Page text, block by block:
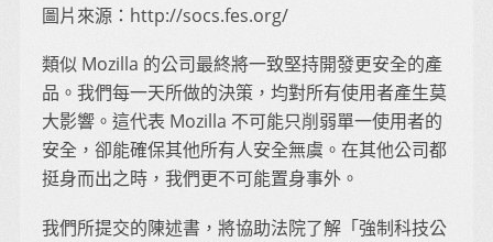
圖片來源：http://socs.fes.org/
類似 Mozilla 的公司最終將一致堅持開發更安全的產
品。我們每一天所做的決策，均對所有使用者產生莫
大影響。這代表 Mozilla 不可能只削弱單一使用者的
安全，卻能確保其他所有人安全無虞。在其他公司都
挺身而出之時，我們更不可能置身事外。
我們所提交的陳述書，將協助法院了解「強制科技公